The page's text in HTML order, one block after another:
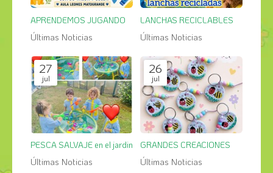
APRENDEMOS JUGANDO
Últimas Noticias
LANCHAS RECICLABLES
Últimas Noticias
27
jul
PESCA SALVAJE en el jardin
Últimas Noticias
26
jul
GRANDES CREACIONES
Últimas Noticias